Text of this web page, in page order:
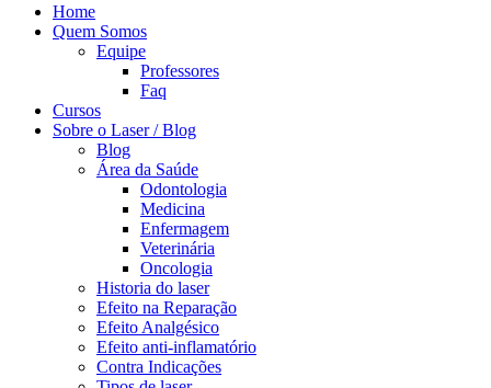
Home
Quem Somos
Equipe
Professores
Faq
Cursos
Sobre o Laser / Blog
Blog
Área da Saúde
Odontologia
Medicina
Enfermagem
Veterinária
Oncologia
Historia do laser
Efeito na Reparação
Efeito Analgésico
Efeito anti-inflamatório
Contra Indicações